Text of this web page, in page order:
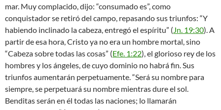
mar. Muy complacido, dijo: “consumado es”, como
conquistador se retiró del campo, repasando sus triunfos: “Y
habiendo inclinado la cabeza, entregó el espíritu” (Jn. 19:30). A
partir de esa hora, Cristo ya no era un hombre mortal, sino
“Cabeza sobre todas las cosas” (Efe. 1:22), el glorioso rey de los
hombres y los ángeles, de cuyo dominio no habrá fin. Sus
triunfos aumentarán perpetuamente. “Será su nombre para
siempre, se perpetuará su nombre mientras dure el sol.
Benditas serán en él todas las naciones; lo llamarán